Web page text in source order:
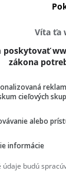
a robí
Víta ťa
poskytovať
zákona
cieľových
alebo
informácie
údaje budú